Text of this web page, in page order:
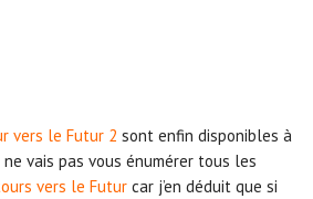
vers le Futur 2 sont enfin disponibles à
vais pas vous énumérer tous les
vers le Futur car j’en déduit que si